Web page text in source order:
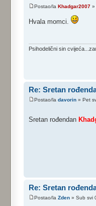
Postao/la Khadgar2007 »
Hvala momci.
Psihodelični sin
Re: Sretan
Postao/la davorin » Pet
Sretan rođendan
Re: Sretan
Postao/la Zden » Sub svi